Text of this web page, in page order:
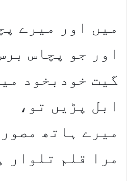
میں اور میرے
اور جو پچاس
گیت خودبخود
ابل پڑیں تو،
میرے ہاتھ
مرا قلم تلوار